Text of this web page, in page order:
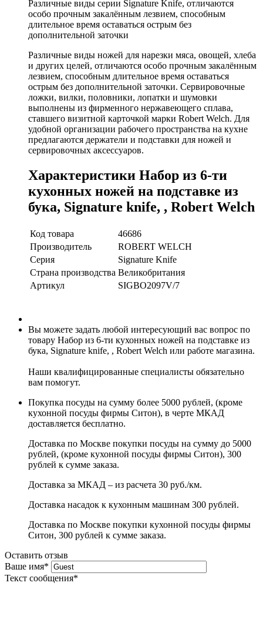
Различные виды серии Signature Knife, отличаются
особо прочным закалённым лезвием, способным
длительное время оставаться острым без
дополнительной заточки
Различные виды ножей для нарезки мяса, овощей, хлеба
и других целей, отличаются особо прочным закалённым
лезвием, способным длительное время оставаться
острым без дополнительной заточки. Сервировочные
ложки, вилки, половники, лопатки и шумовки
выполнены из фирменного нержавеющего сплава,
ставшего визитной карточкой марки Robert Welch. Для
удобной организации рабочего пространства на кухне
предлагаются держатели и подставки для ножей и
сервировочных аксессуаров.
Характеристики Набор из 6-ти
кухонных ножей на подставке из
бука, Signature knife, , Robert Welch
Код товара
46686
Производитель
ROBERT WELCH
Серия
Signature Knife
Страна производства Великобритания
Артикул
SIGBO2097V/7
Вы можете задать любой интересующий вас вопрос по
товару Набор из 6-ти кухонных ножей на подставке из
бука, Signature knife, , Robert Welch или работе магазина.
Наши квалифицированные специалисты обязательно
вам помогут.
Покупка посуды на сумму более 5000 рублей, (кроме
кухонной посуды фирмы Ситон), в черте МКАД
доставляется бесплатно.
Доставка по Москве покупки посуды на сумму до 5000
рублей, (кроме кухонной посуды фирмы Ситон), 300
рублей к сумме заказа.
Доставка за МКАД – из расчета 30 руб./км.
Доставка насадок к кухонным машинам 300 рублей.
Доставка по Москве покупки кухонной посуды фирмы
Ситон, 300 рублей к сумме заказа.
Оставить отзыв
Ваше имя*
Текст сообщения*